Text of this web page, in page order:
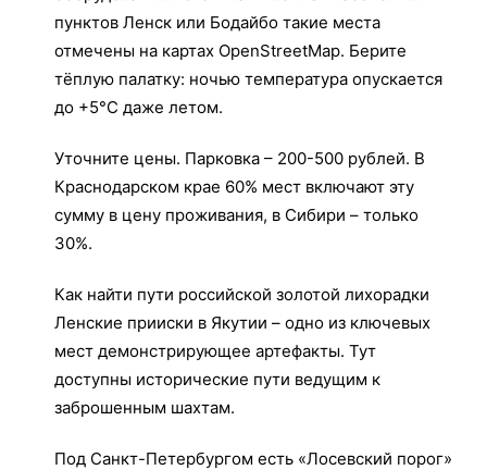
пунктов Ленск или Бодайбо такие места
отмечены на картах OpenStreetMap. Берите
тёплую палатку: ночью температура опускается
до +5°C даже летом.
Уточните цены. Парковка – 200-500 рублей. В
Краснодарском крае 60% мест включают эту
сумму в цену проживания, в Сибири – только
30%.
Как найти пути российской золотой лихорадки
Ленские прииски в Якутии – одно из ключевых
мест демонстрирующее артефакты. Тут
доступны исторические пути ведущим к
заброшенным шахтам.
Под Санкт-Петербургом есть «Лосевский порог»